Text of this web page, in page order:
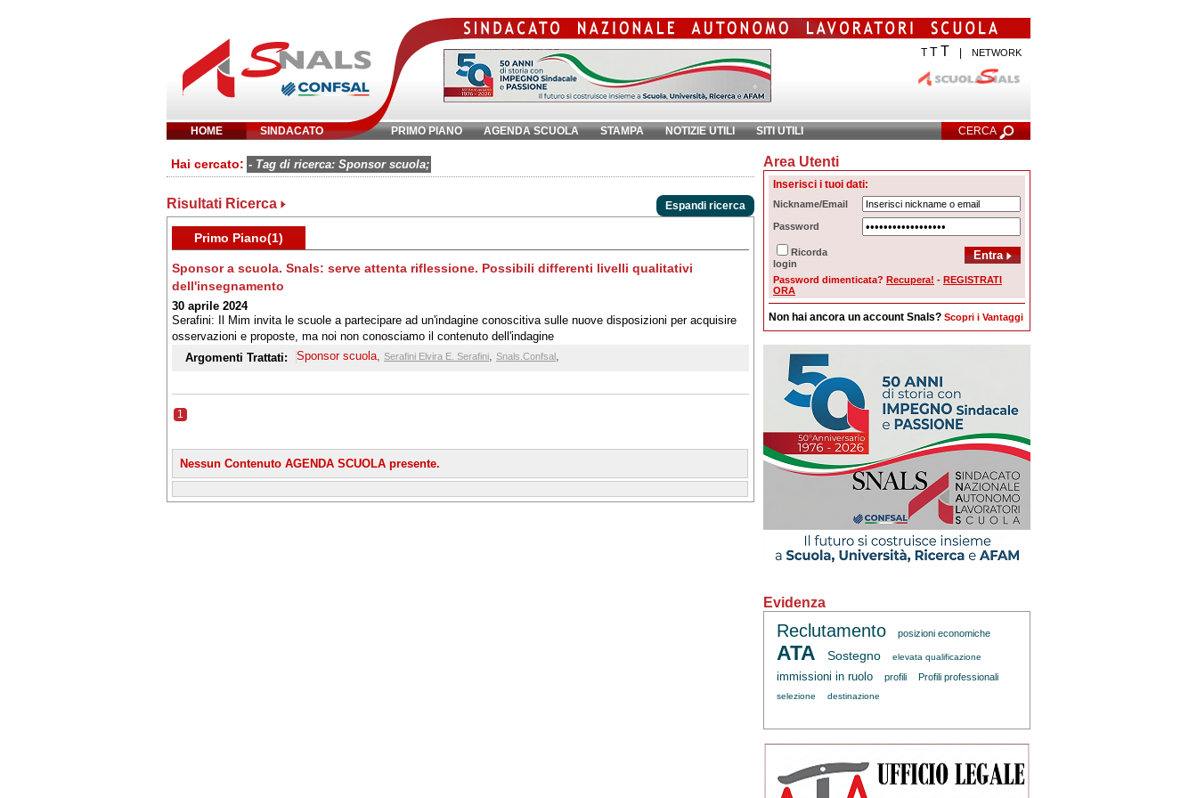
T TT NETWORK
HOME SINDACATO PRIMO PIANO AGENDA SCUOLA STAMPA NOTIZIE UTILI SITI UTILI CERCA
Inserisci parola chiave: Ricerca Avanzata
Hai cercato: - Tag di ricerca: Sponsor scuola;
Risultati Ricerca Espandi ricerca
Primo Piano(1)
Sponsor a scuola. Snals: serve attenta riflessione. Possibili differenti livelli qualitativi
dell'insegnamento
30 aprile 2024
Serafini: Il Mim invita le scuole a partecipare ad un'indagine conoscitiva sulle nuove disposizioni per acquisire
osservazioni e proposte, ma noi non conosciamo il contenuto dell'indagine
Argomenti Trattati:
Sponsor scuola, Serafini Elvira E. Serafini, Snals.Confsal,
1
Nessun Contenuto AGENDA SCUOLA presente.
Area Utenti
Inserisci i tuoi dati:
Nickname/Email
Password
Ricorda
login
Password dimenticata? Recupera! - REGISTRATI
ORA
Non hai ancora un account Snals? Scopri i Vantaggi
Evidenza
Reclutamento posizioni economiche
ATA Sostegno elevata qualificazione
immissioni in ruolo profili Profili professionali
selezione destinazione